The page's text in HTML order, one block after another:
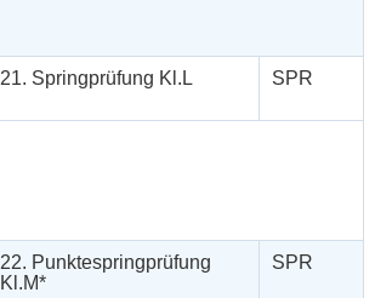
21. Springprüfung Kl.L SPR
22. Punktespringprüfung
Kl.M*
SPR